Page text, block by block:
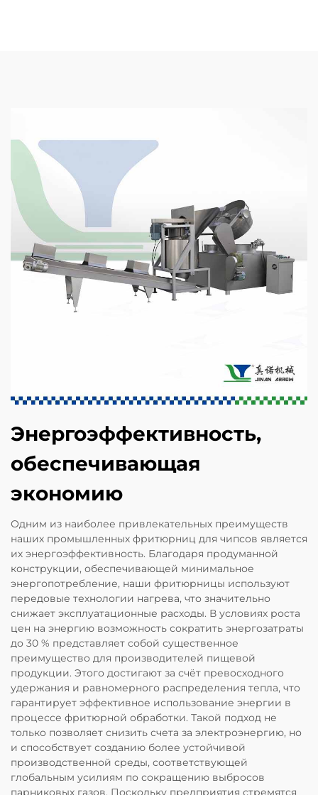
Энергоэффективность,
обеспечивающая
экономию
Одним из наиболее привлекательных преимуществ
наших промышленных фритюрниц для чипсов является
их энергоэффективность. Благодаря продуманной
конструкции, обеспечивающей минимальное
энергопотребление, наши фритюрницы используют
передовые технологии нагрева, что значительно
снижает эксплуатационные расходы. В условиях роста
цен на энергию возможность сократить энергозатраты
до 30 % представляет собой существенное
преимущество для производителей пищевой
продукции. Этого достигают за счёт превосходного
удержания и равномерного распределения тепла, что
гарантирует эффективное использование энергии в
процессе фритюрной обработки. Такой подход не
только позволяет снизить счета за электроэнергию, но
и способствует созданию более устойчивой
производственной среды, соответствующей
глобальным усилиям по сокращению выбросов
парниковых газов. Поскольку предприятия стремятся